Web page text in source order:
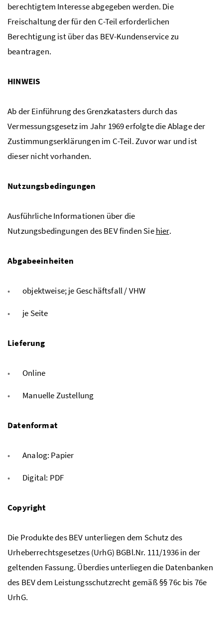
berechtigtem Interesse abgegeben werden. Die
Freischaltung der für den C-Teil erforderlichen
Berechtigung ist über das BEV-Kundenservice zu
beantragen.
HINWEIS
Ab der Einführung des Grenzkatasters durch das
Vermessungsgesetz im Jahr 1969 erfolgte die Ablage der
Zustimmungserklärungen im C-Teil. Zuvor war und ist
dieser nicht vorhanden.
Nutzungsbedingungen
Ausführliche Informationen über die
Nutzungsbedingungen des BEV finden Siehier.
Abgabeeinheiten
objektweise; je Geschäftsfall / VHW
je Seite
Lieferung
Online
Manuelle Zustellung
Datenformat
Analog: Papier
Digital: PDF
Copyright
Die Produkte des BEV unterliegen dem Schutz des
Urheberrechtsgesetzes (UrhG) BGBl.Nr. 111/1936 in der
geltenden Fassung. Überdies unterliegen die Datenbanken
des BEV dem Leistungsschutzrecht gemäß §§ 76c bis 76e
UrhG.